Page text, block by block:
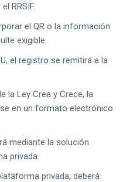
RRSIF.
el QR o la información
exigible.
el registro se remitirá a la
la Ley Crea y Crece, la
en un formato electrónico
mediante la solución
privada.
privada, deberá